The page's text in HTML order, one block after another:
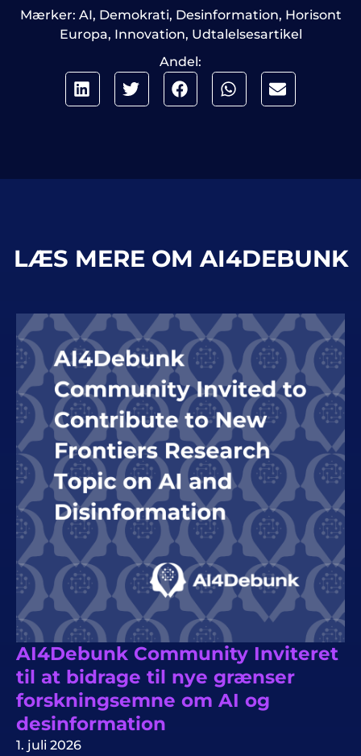
Mærker: AI, Demokrati, Desinformation, Horisont
Europa, Innovation, Udtalelsesartikel
Andel:
LÆS MERE OM AI4DEBUNK
AI4Debunk Community Inviteret
til at bidrage til nye grænser
forskningsemne om AI og
desinformation
1. juli 2026